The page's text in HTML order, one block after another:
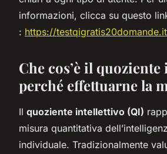
informazioni, clicca su questo
: https://testqigratis20domande.it
Che cos’è il
perché effettuarne la
Il quoziente intellettivo (QI)
misura quantitativa
individuale. Tradizionalmente